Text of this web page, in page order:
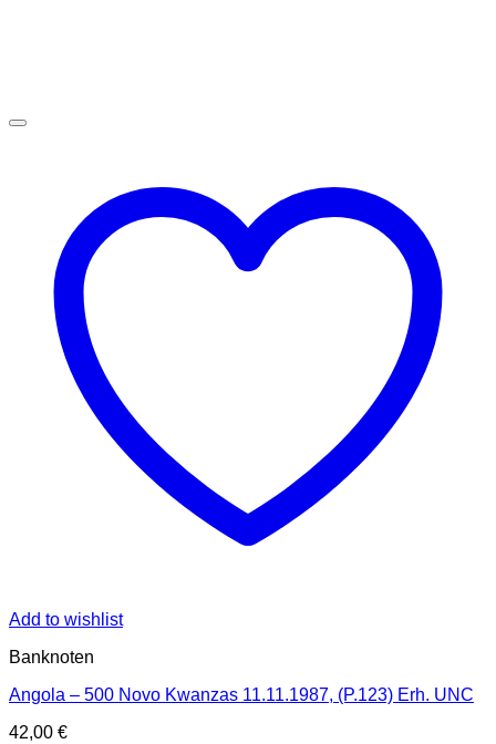
Add to wishlist
Banknoten
Angola – 500 Novo Kwanzas 11.11.1987, (P.123) Erh. UNC
42,00 €